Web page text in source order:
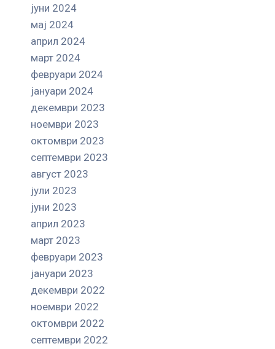
јуни 2024
мај 2024
април 2024
март 2024
февруари 2024
јануари 2024
декември 2023
ноември 2023
октомври 2023
септември 2023
август 2023
јули 2023
јуни 2023
април 2023
март 2023
февруари 2023
јануари 2023
декември 2022
ноември 2022
октомври 2022
септември 2022